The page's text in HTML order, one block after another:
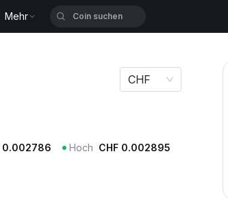
Mehr
CHF
0.002786 Hoch CHF 0.002895